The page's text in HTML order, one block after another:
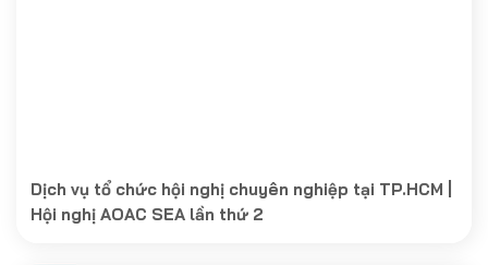
Dịch vụ tổ chức hội nghị chuyên nghiệp tại TP.HCM |
Hội nghị AOAC SEA lần thứ 2